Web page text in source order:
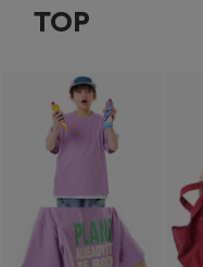
TOP